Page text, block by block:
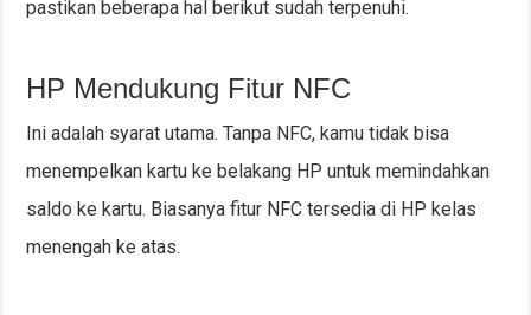
pastikan beberapa hal berikut sudah terpenuhi.
HP Mendukung Fitur NFC
Ini adalah syarat utama. Tanpa NFC, kamu tidak bisa
menempelkan kartu ke belakang HP untuk memindahkan
saldo ke kartu. Biasanya fitur NFC tersedia di HP kelas
menengah ke atas.